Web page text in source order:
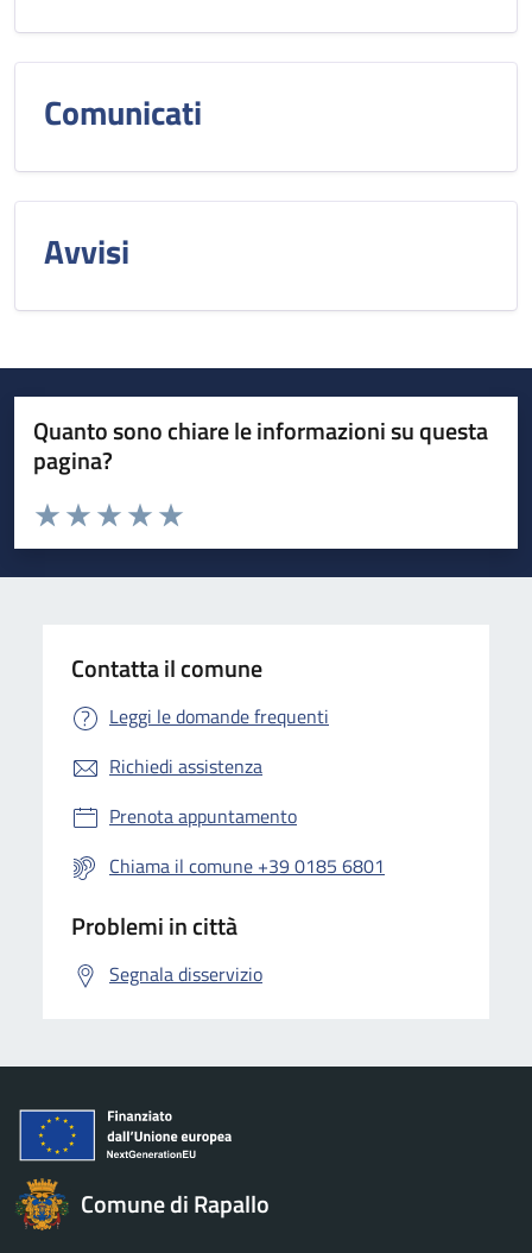
Comunicati
Avvisi
Quanto sono chiare le informazioni su questa
pagina?
Valuta da 1 a 5 stelle la pagina
Valuta 5 stelle su 5
Valuta 4 stelle su 5
Valuta 3 stelle su 5
Valuta 2 stelle su 5
Valuta 1 stelle su 5
Contatta il comune
Leggi le domande frequenti
Richiedi assistenza
Prenota appuntamento
Chiama il comune +39 0185 6801
Problemi in città
Segnala disservizio
Comune di Rapallo